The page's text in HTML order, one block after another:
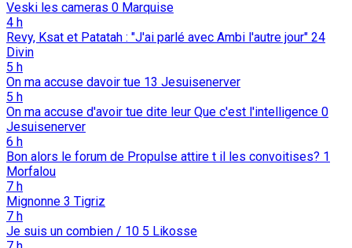
Veski les cameras 0 Marquise
4 h
Revy, Ksat et Patatah : "J'ai parlé avec Ambi l'autre jour" 24
Divin
5 h
On ma accuse davoir tue 13 Jesuisenerver
5 h
On ma accuse d'avoir tue dite leur Que c'est l'intelligence 0
Jesuisenerver
6 h
Bon alors le forum de Propulse attire t il les convoitises? 1
Morfalou
7 h
Mignonne 3 Tigriz
7 h
Je suis un combien / 10 5 Likosse